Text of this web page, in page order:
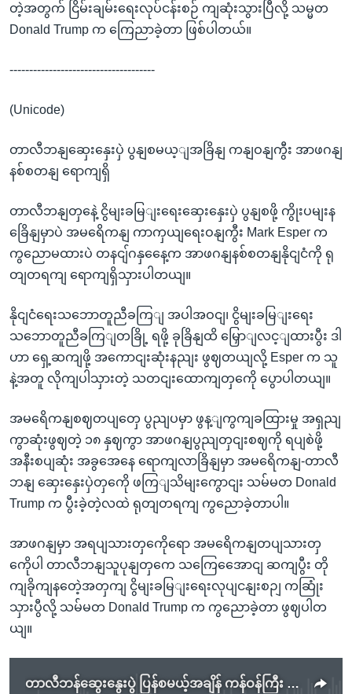
တဲ့အတွက် ငြိမ်းချမ်းရေးလုပ်ငန်းစဉ် ကျဆုံးသွားပြီလို့ သမ္မတ
Donald Trump က ကြေညာခဲ့တာ ဖြစ်ပါတယ်။
-------------------------------------
(Unicode)
တာလီဘနျဆှေးနှေးပှဲ ပွနျစမယ့ျအခြိနျ ကနျဝနျကွီး အာဖဂနျ
နစ်စတနျ ရောကျရှိ
တာလီဘနျတှနေဲ့ ငွိမျးခမြျးရေးဆှေးနှေးပှဲ ပွနျစဖို့ ကွိုးပမျးန
ခြေိနျမှာပဲ အမရေိကနျ ကာကှယျရေးဝနျကွီး Mark Esper က
ကွညောမထားပဲ တနငျ်ဂနှနေေ့က အာဖဂနျနစ်စတနျနိုငျငံကို ရု
တျတရကျ ရောကျရှိသှားပါတယျ။
နိုငျငံရေးသဘောတူညီခကြျ အပါအဝငျ၊ ငွိမျးခမြျးရေး
သဘောတူညီခကြျတခြို့ ရဖို့ ခုခြိနျထိ မြှောျလင့ျထားပွီး ဒါ
ဟာ ရှေ့ဆကျဖို့ အကောငျးဆုံးနညျး ဖွဈတယျလို့ Esper က သူ
နဲ့အတူ လိုကျပါသှားတဲ့ သတငျးထောကျတှကေို ပွောပါတယျ။
အမရေိကနျစဈတပျတှေ ပွညျပမှာ ဖွန့ျကွကျခထြားမှု အရှညျ
ကွာဆုံးဖွဈတဲ့ ၁၈ နှဈကွာ အာဖဂနျပွညျတှငျးစဈကို ရပျစဲဖို့
အနီးစပျဆုံး အခွအေနေ ရောကျလာခြိနျမှာ အမရေိကနျ-တာလီ
ဘနျ ဆှေးနှေးပှဲတှကေို ဖကြျသိမျးကွောငျး သမ်မတ Donald
Trump က ပွီးခဲ့တဲ့လထဲ ရုတျတရကျ ကွညောခဲ့တာပါ။
အာဖဂနျမှာ အရပျသားတှကေိုရော အမရေိကနျတပျသားတှ
ကေိုပါ တာလီဘနျသူပုနျတှကေ သကြေအေောငျ ဆကျပွီး တို
ကျခိုကျနတေဲ့အတှကျ ငွိမျးခမြျးရေးလုပျငနျးစဉျ ကဆြုံး
သှားပွီလို့ သမ်မတ Donald Trump က ကွညောခဲ့တာ ဖွဈပါတ
ယျ။
တာလီဘန်ဆွေးနွေးပွဲ ပြန်စမယ့်အချိန် ကန်ဝန်ကြီး အာဖဂန်နစ္စတန် ရောက်ရှိ